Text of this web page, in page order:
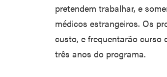
pretendem trabalhar, e
médicos estrangeiros. Os
custo, e frequentarão curso
três anos do programa.